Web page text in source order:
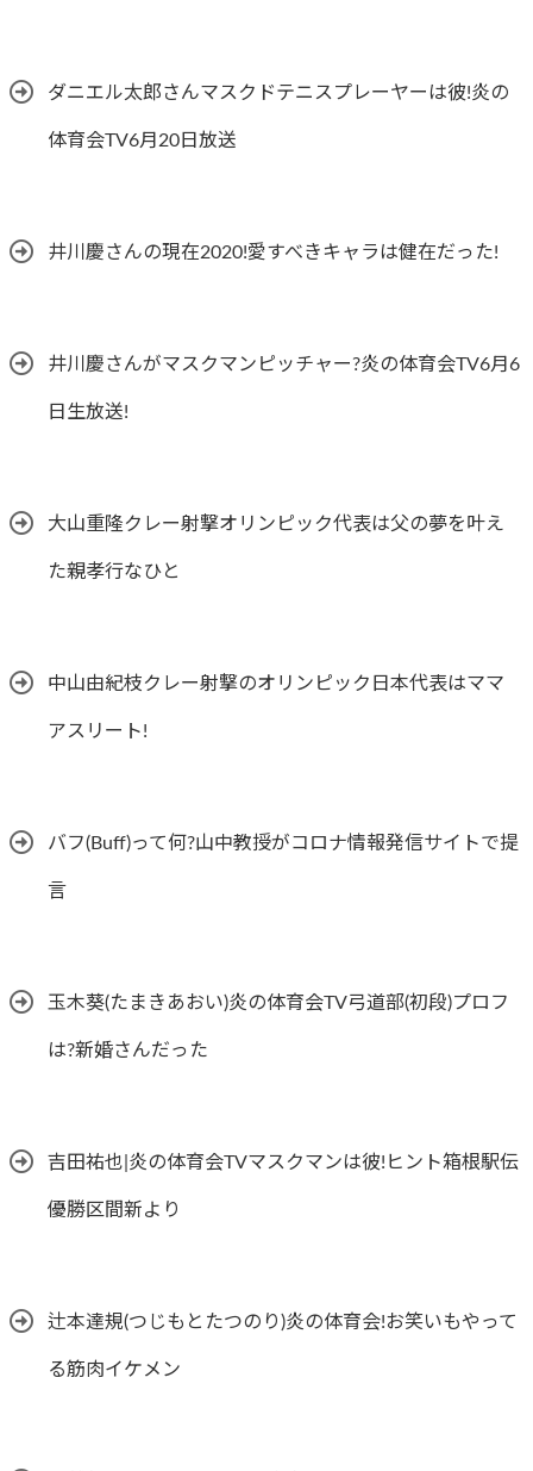
ダニエル太郎さんマスクドテニスプレーヤーは彼!炎の
体育会TV6月20日放送
井川慶さんの現在2020!愛すべきキャラは健在だった!
井川慶さんがマスクマンピッチャー?炎の体育会TV6月6
日生放送!
大山重隆クレー射撃オリンピック代表は父の夢を叶え
た親孝行なひと
中山由紀枝クレー射撃のオリンピック日本代表はママ
アスリート!
バフ(Buff)って何?山中教授がコロナ情報発信サイトで提
言
玉木葵(たまきあおい)炎の体育会TV弓道部(初段)プロフ
は?新婚さんだった
吉田祐也|炎の体育会TVマスクマンは彼!ヒント箱根駅伝
優勝区間新より
辻本達規(つじもとたつのり)炎の体育会!お笑いもやって
る筋肉イケメン